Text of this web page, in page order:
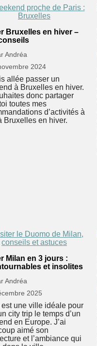
Bruxelles en hiver –
Andréa
2024
allée passer un
à Bruxelles en hiver.
donc partager
toutes mes
d’activités à
Bruxelles en hiver.
Milan en 3 jours :
et insolites
Andréa
2025
est une ville idéale pour
city trip le temps d’un
en Europe. J’ai
aimé son
et l’ambiance qui